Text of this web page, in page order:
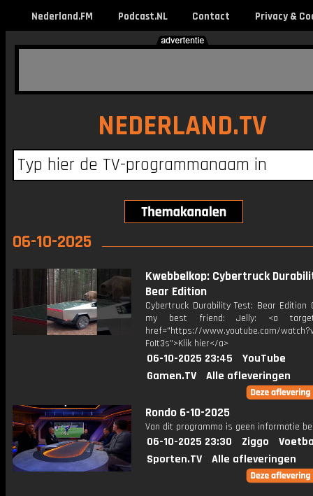
Nederland.FM Podcast.NL Contact Privacy &
NEDERLAND.TV
06-10-2025
Kwebbelkop: Cybertruck
Bear Edition
Cybertruck Durability Test: Bear Edition
my best friend: Jelly: <a
href="https://www.youtube.com/
FoIt3s">Klik hier</a>
06-10-2025 23:45
YouTube
Gamen.TV
Alle afleveringen
Rondo 6-10-2025
Van dit programma is geen informatie
06-10-2025 23:30 Ziggo
Sporten.TV
Alle afleveringen